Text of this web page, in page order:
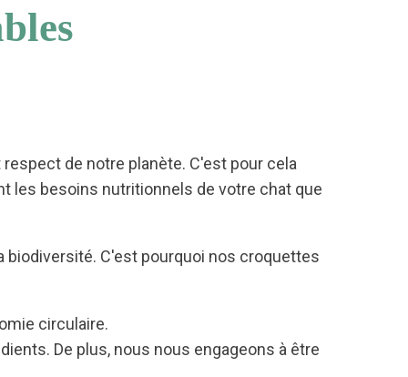
de notre planète. C'est pour cela
les besoins nutritionnels de votre chat que
C'est pourquoi nos croquettes
circulaire.
De plus, nous nous engageons à être